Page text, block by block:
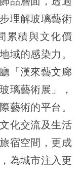
理解玻璃藝術
累積與文化價
域的感染力。
「漢來藝文廊
璃藝術展」，
藝術的平台。
化交流及生活
宿空間，更成
為城市注入更